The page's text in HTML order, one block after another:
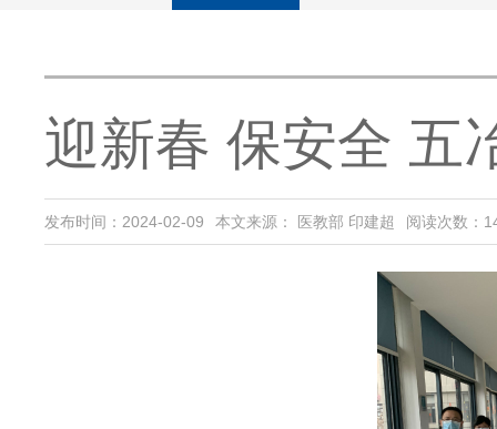
迎新春 保安全 五
发布时间：2024-02-09 本文来源： 医教部 印建超 阅读次数：